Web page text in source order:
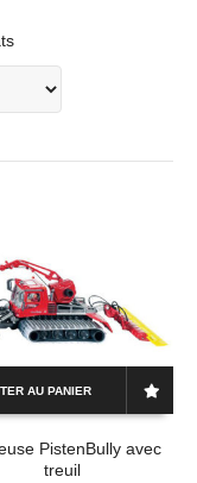
AU PANIER
PistenBully avec
treuil